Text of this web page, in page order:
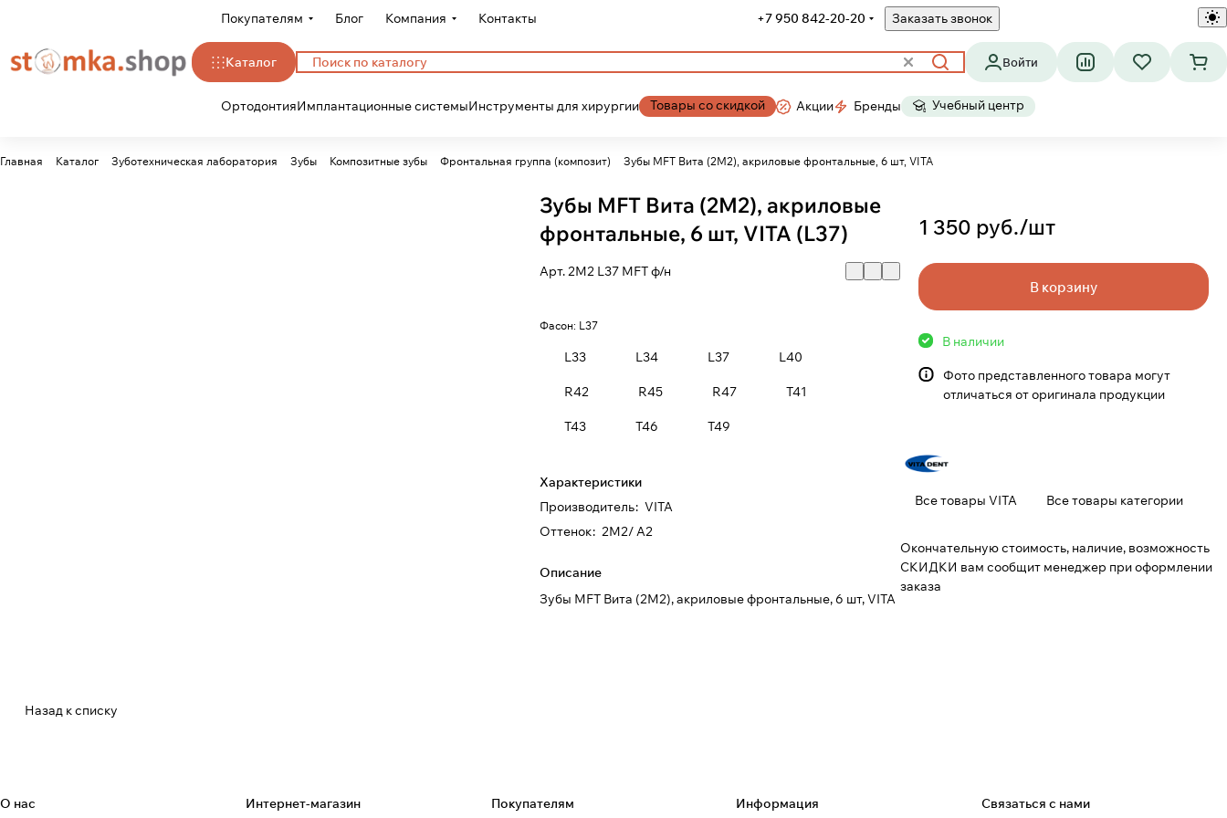
Покупателям Блог Компания Контакты +7 950 842-20-20 Заказать звонок
Каталог Войти
ОртодонтияИмплантационные системыИнструменты для хирургии Товары со скидкой Акции Бренды Учебный центр
Главная Каталог Зуботехническая лаборатория Зубы Композитные зубы Фронтальная группа (композит) Зубы MFT Вита (2М2), акриловые фронтальные, 6 шт, VITA
Зубы MFT Вита (2М2), акриловые
фронтальные, 6 шт, VITA (L37)
Арт.2М2 L37 MFT ф/н
Фасон: L37
L33 L34 L37 L40
R42 R45 R47 T41
T43 T46 T49
Характеристики
Производитель: VITA
Оттенок: 2M2/ A2
Описание
Зубы MFT Вита (2М2), акриловые фронтальные, 6 шт, VITA
1 350 руб./шт
В корзину
В наличии
Фото представленного товара могут
отличаться от оригинала продукции
Все товары VITA Все товары категории
Окончательную стоимость, наличие, возможность
СКИДКИ вам сообщит менеджер при оформлении
заказа
Назад к списку
О нас Интернет-магазин Покупателям Информация Связаться с нами